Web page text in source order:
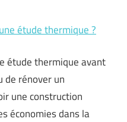
étude thermique ?
étude thermique avant
de rénover un
une construction
économies dans la